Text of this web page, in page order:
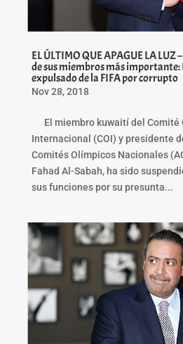
EL ÚLTIMO QUE APAGUE LA LUZ
de sus miembros más importante:
expulsado de la FIFA por corrupto
Nov 28, 2018
El miembro kuwaití del Comité
Internacional (COI) y presidente
Comités Olímpicos Nacionales
Fahad Al-Sabah, ha sido
sus funciones por su presunta...